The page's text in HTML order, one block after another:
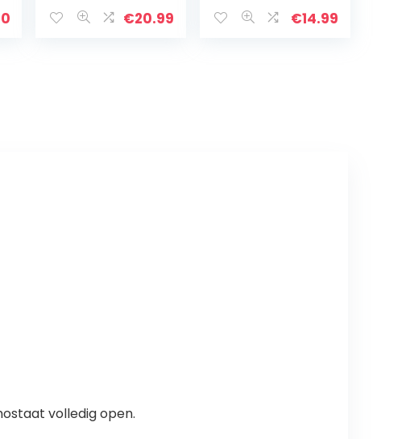
titaniumlegering
€20.99
Brander Voorruit,
€14.99
volledig open.